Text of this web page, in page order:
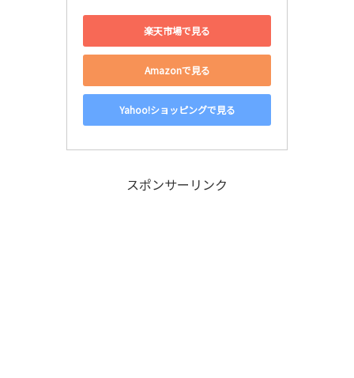
楽天市場で見る
Amazonで見る
Yahoo!ショッピングで見る
スポンサーリンク